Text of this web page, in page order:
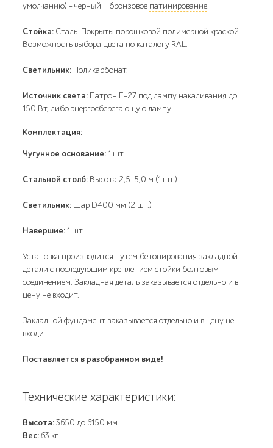
умолчанию) - черный + бронзовое патинирование.
Стойка: Сталь. Покрыты порошковой полимерной краской.
Возможность выбора цвета по каталогу RAL.
Светильник: Поликарбонат.
Источник света: Патрон E-27 под лампу накаливания до
150 Вт, либо энергосберегающую лампу.
Комплектация:
Чугунное основание:1 шт.
Стальной столб: Высота 2,5-5,0 м (1 шт.)
Светильник: Шар D400 мм (2 шт.)
Навершие:1 шт.
Установка производится путем бетонирования закладной
детали с последующим креплением стойки болтовым
соединением. Закладная деталь заказывается отдельно и в
цену не входит.
Закладной фундамент заказывается отдельно и в цену не
входит.
Поставляется в разобранном виде!
Технические характеристики:
Высота:3650 до 6150 мм
Вес: 63 кг